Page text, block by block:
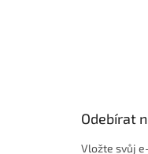
Odebírat
Vložte svůj